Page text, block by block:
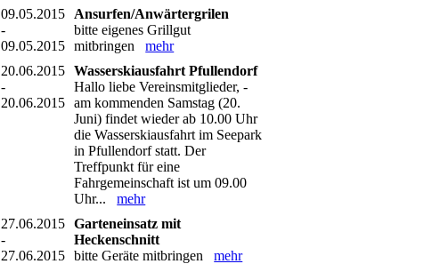
09.05.2015
-
09.05.2015
Ansurfen/Anwärtergrilen
bitte eigenes Grillgut
mitbringenmehr
20.06.2015
-
20.06.2015
Wasserskiausfahrt Pfullendorf
Hallo liebe Vereinsmitglieder, -
am kommenden Samstag (20.
Juni) findet wieder ab 10.00 Uhr
die Wasserskiausfahrt im Seepark
in Pfullendorf statt. Der
Treffpunkt für eine
Fahrgemeinschaft ist um 09.00
Uhr...mehr
27.06.2015
-
27.06.2015
Garteneinsatz mit
Heckenschnitt
bitte Geräte mitbringenmehr